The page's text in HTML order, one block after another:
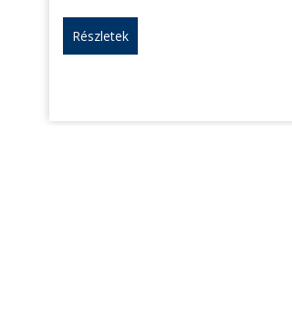
Részletek